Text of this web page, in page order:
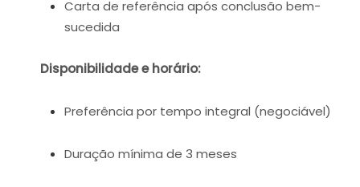
Carta de referência após conclusão bem-
sucedida
Disponibilidade e horário:
Preferência por tempo integral (negociável)
Duração mínima de 3 meses